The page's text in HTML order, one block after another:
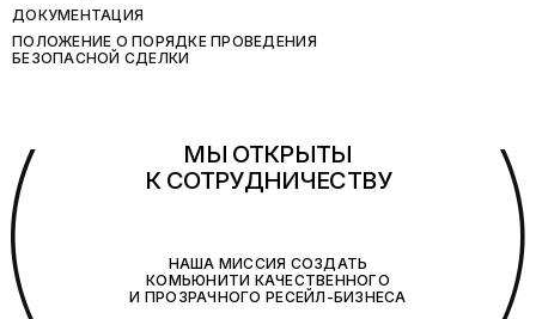
ДОКУМЕНТАЦИЯ
ПОЛОЖЕНИЕ О ПОРЯДКЕ ПРОВЕДЕНИЯ
БЕЗОПАСНОЙ СДЕЛКИ
МЫ ОТКРЫТЫ
К СОТРУДНИЧЕСТВУ
НАША МИССИЯ СОЗДАТЬ
КОМЬЮНИТИ КАЧЕСТВЕННОГО
И ПРОЗРАЧНОГО РЕСЕЙЛ-БИЗНЕСА